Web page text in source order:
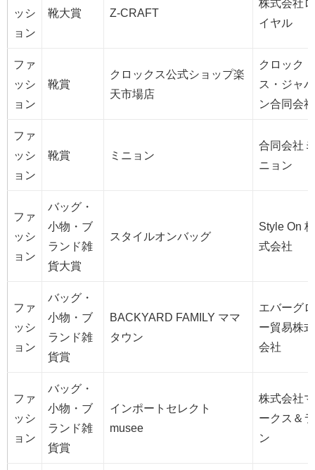
ッシ
ョン
靴大賞 Z-CRAFT
株式会社ロ
イヤル
ファ
ッシ
ョン
靴賞
クロックス公式ショップ楽
天市場店
クロック
ス・ジャパ
ン合同会社
ファ
ッシ
ョン
靴賞 ミニョン
合同会社ミ
ニョン
ファ
ッシ
ョン
バッグ・
小物・ブ
ランド雑
貨大賞
スタイルオンバッグ
Style On 株
式会社
ファ
ッシ
ョン
バッグ・
小物・ブ
ランド雑
貨賞
BACKYARD FAMILY ママ
タウン
エバーグロ
ー貿易株式
会社
ファ
ッシ
ョン
バッグ・
小物・ブ
ランド雑
貨賞
インポートセレクト
musee
株式会社マ
ークス＆ラ
ン